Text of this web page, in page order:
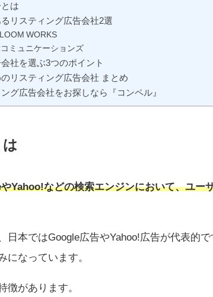
は
リスティング広告会社2選
WORKS
ミュニケーションズ
社を選ぶ3つのポイント
リスティング広告会社 まとめ
グ広告会社をお探しなら『コンペル』
Yahoo!などの検索エンジンにおいて、ユー
日本ではGoogle広告やYahoo!広告が代表的
になっています。
徴があります。